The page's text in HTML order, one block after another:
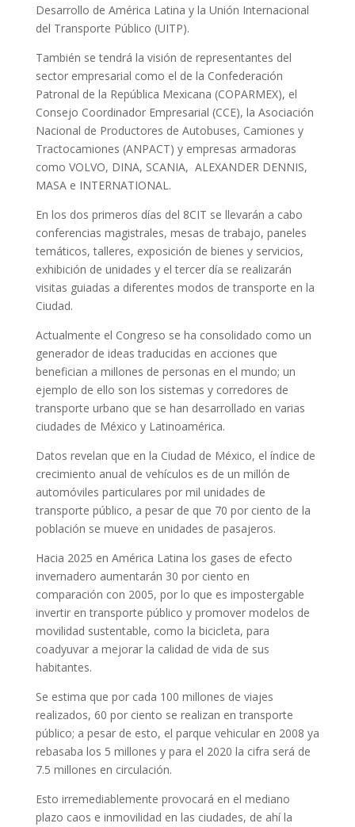
Desarrollo de América Latina y la Unión Internacional
del Transporte Público (UITP).
También se tendrá la visión de representantes del
sector empresarial como el de la Confederación
Patronal de la República Mexicana (COPARMEX), el
Consejo Coordinador Empresarial (CCE), la Asociación
Nacional de Productores de Autobuses, Camiones y
Tractocamiones (ANPACT) y empresas armadoras
como VOLVO, DINA, SCANIA, ALEXANDER DENNIS,
MASA e INTERNATIONAL.
En los dos primeros días del 8CIT se llevarán a cabo
conferencias magistrales, mesas de trabajo, paneles
temáticos, talleres, exposición de bienes y servicios,
exhibición de unidades y el tercer día se realizarán
visitas guiadas a diferentes modos de transporte en la
Ciudad.
Actualmente el Congreso se ha consolidado como un
generador de ideas traducidas en acciones que
benefician a millones de personas en el mundo; un
ejemplo de ello son los sistemas y corredores de
transporte urbano que se han desarrollado en varias
ciudades de México y Latinoamérica.
Datos revelan que en la Ciudad de México, el índice de
crecimiento anual de vehículos es de un millón de
automóviles particulares por mil unidades de
transporte público, a pesar de que 70 por ciento de la
población se mueve en unidades de pasajeros.
Hacia 2025 en América Latina los gases de efecto
invernadero aumentarán 30 por ciento en
comparación con 2005, por lo que es impostergable
invertir en transporte público y promover modelos de
movilidad sustentable, como la bicicleta, para
coadyuvar a mejorar la calidad de vida de sus
habitantes.
Se estima que por cada 100 millones de viajes
realizados, 60 por ciento se realizan en transporte
público; a pesar de esto, el parque vehicular en 2008 ya
rebasaba los 5 millones y para el 2020 la cifra será de
7.5 millones en circulación.
Esto irremediablemente provocará en el mediano
plazo caos e inmovilidad en las ciudades, de ahí la